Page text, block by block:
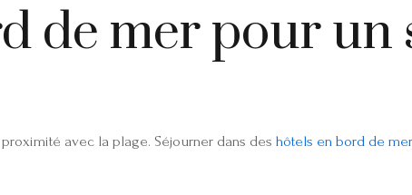
de mer pour un
avec la plage. Séjourner dans des hôtels en bord de mer